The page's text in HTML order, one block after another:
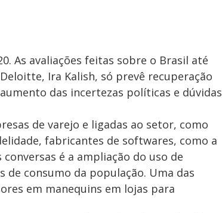
As avaliações feitas sobre o Brasil até
Ira Kalish, só prevê recuperação
das incertezas políticas e dúvidas
de varejo e ligadas ao setor, como
fabricantes de softwares, como a
é a ampliação do uso de
consumo da população. Uma das
em manequins em lojas para